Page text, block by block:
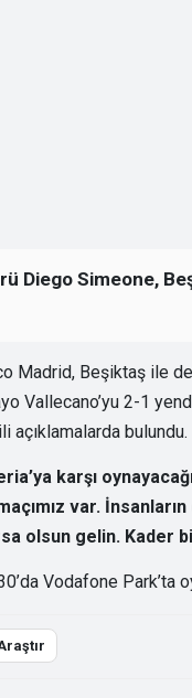
Simeone,
Madrid, Beşiktaş ile
Vallecano’yu 2-1
bulundu.
karşı
var.
olsun gelin.
Vodafone Park’ta